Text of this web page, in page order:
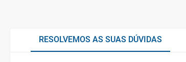
RESOLVEMOS AS SUAS DÚVIDAS